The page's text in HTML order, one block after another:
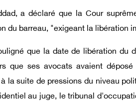
a déclaré que la Cour
du barreau, "exigeant la libération
que la date de libération du
que ses avocats avaient
la suite de pressions du niveau
au juge, le tribunal